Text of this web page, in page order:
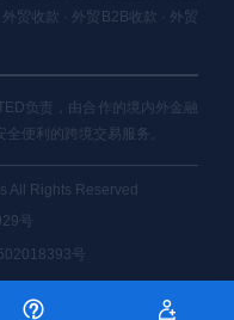
贸收款 · 外贸B2B收款 · 外贸
负责，由合作的境内外金融
便利的跨境交易服务。
All Rights Reserved
号
号